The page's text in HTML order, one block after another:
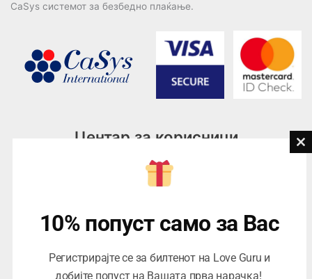
CaSys системот за безбедно плаќање.
Центар за корисници
076945497; 076945498
contact@loveguru.mk
Саб – Нед: 10-18
10% попуст само за Вас
Регистрирајте се за билтенот на Love Guru и
добијте попуст на Вашата прва нарачка!